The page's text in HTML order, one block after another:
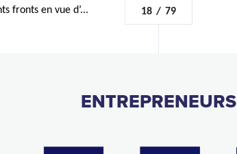
fronts en vue d’... 18 / 79
ENTREPRENEURS